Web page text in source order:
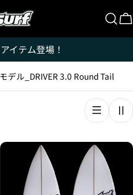
イテム登場！
モデル_DRIVER 3.0 Round Tail